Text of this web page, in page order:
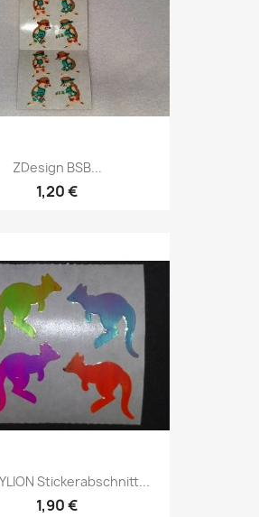
ZDesign BSB...
1,20 €
Stickerabschnitt...
1,90 €